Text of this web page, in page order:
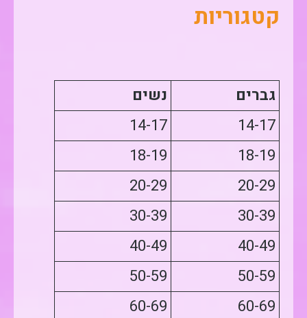
קטגוריות
גברים
נשים
14-17
14-17
18-19
18-19
20-29
20-29
30-39
30-39
40-49
40-49
50-59
50-59
60-69
60-69